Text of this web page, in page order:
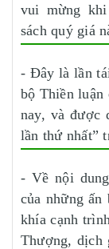
vui mừng
sách quý giá
- Đây là lần
bộ Thiền luận
nay, và được
lần thứ nhất”
- Về nội
của những
khía cạnh
Thượng, dịch